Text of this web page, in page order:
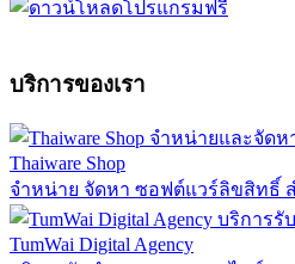
บริการของเรา
Thaiware Shop
จำหน่าย จัดหา ซอฟต์แวร์ลิขสิทธิ์
TumWai Digital Agency